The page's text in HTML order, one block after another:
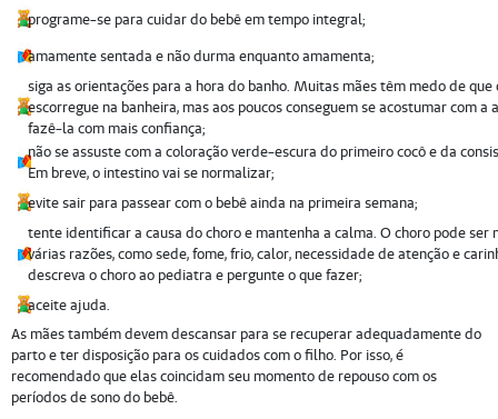
programe-se para cuidar do bebê em tempo integral;
amamente sentada e não durma enquanto amamenta;
siga as orientações para a hora do banho. Muitas mães têm medo de que
escorregue na banheira, mas aos poucos conseguem se acostumar com a
fazê-la com mais confiança;
não se assuste com a coloração verde-escura do primeiro cocô e da
Em breve, o intestino vai se normalizar;
evite sair para passear com o bebê ainda na primeira semana;
tente identificar a causa do choro e mantenha a calma. O choro pode ser
várias razões, como sede, fome, frio, calor, necessidade de atenção e
descreva o choro ao pediatra e pergunte o que fazer;
aceite ajuda.
As mães também devem descansar para se recuperar adequadamente do
parto e ter disposição para os cuidados com o filho. Por isso, é
recomendado que elas coincidam seu momento de repouso com os
períodos de sono do bebê.